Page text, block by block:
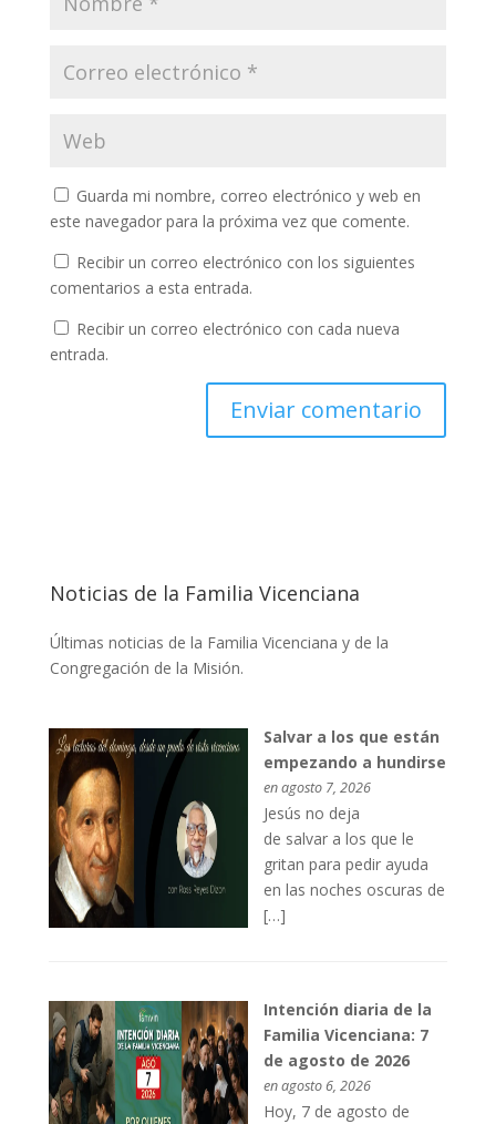
Guarda mi nombre, correo electrónico y web en
este navegador para la próxima vez que comente.
Recibir un correo electrónico con los siguientes
comentarios a esta entrada.
Recibir un correo electrónico con cada nueva
entrada.
Noticias de la Familia Vicenciana
Últimas noticias de la Familia Vicenciana y de la
Congregación de la Misión.
Salvar a los que están
empezando a hundirse
en agosto 7, 2026
Jesús no deja
de salvar a los que le
gritan para pedir ayuda
en las noches oscuras de
[…]
Intención diaria de la
Familia Vicenciana: 7
de agosto de 2026
en agosto 6, 2026
Hoy, 7 de agosto de